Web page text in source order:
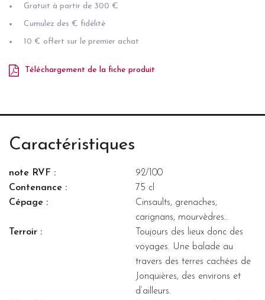
Gratuit à partir de 300 €
Cumulez des € fidélité
10 € offert sur le premier achat
Téléchargement de la fiche produit
Caractéristiques
note RVF :
92/100
Contenance :
75 cl
Cépage :
Cinsaults, grenaches,
carignans, mourvèdres…
Terroir :
Toujours des lieux donc des
voyages. Une balade au
travers des terres cachées de
Jonquières, des environs et
d’ailleurs.